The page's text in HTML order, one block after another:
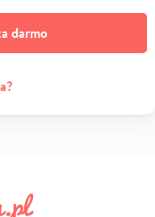
darmo